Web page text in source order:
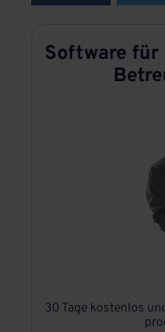
Software für
30 Tage kostenlos